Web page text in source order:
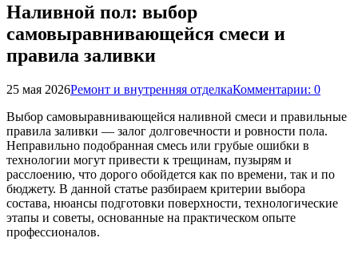
Наливной пол: выбор
самовыравнивающейся смеси и
правила заливки
25 мая 2026Ремонт и внутренняя отделкаКомментарии: 0
Выбор самовыравнивающейся наливной смеси и правильные
правила заливки — залог долговечности и ровности пола.
Неправильно подобранная смесь или грубые ошибки в
технологии могут привести к трещинам, пузырям и
расслоению, что дорого обойдется как по времени, так и по
бюджету. В данной статье разбираем критерии выбора
состава, нюансы подготовки поверхности, технологические
этапы и советы, основанные на практическом опыте
профессионалов.